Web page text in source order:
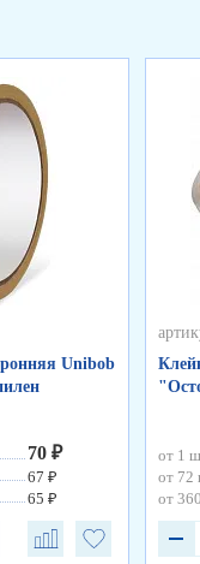
Unibob
70 ₽
67 ₽
65 ₽
от 1
от 72
от